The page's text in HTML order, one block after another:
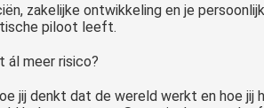
zakelijke ontwikkeling en je
piloot leeft.
ál meer risico?
jij denkt dat de wereld werkt en hoe jij